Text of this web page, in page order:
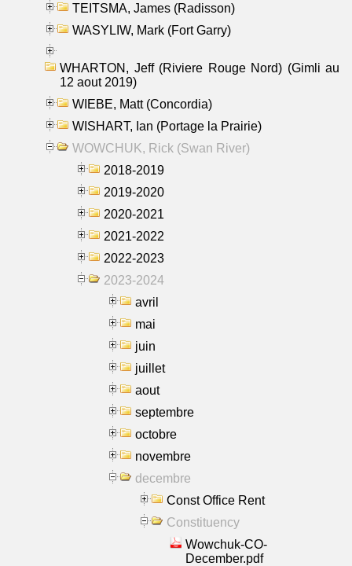
TEITSMA, James (Radisson)
WASYLIW, Mark (Fort Garry)
WHARTON, Jeff (Riviere Rouge Nord) (Gimli au
12 aout 2019)
WIEBE, Matt (Concordia)
WISHART, Ian (Portage la Prairie)
WOWCHUK, Rick (Swan River)
2018-2019
2019-2020
2020-2021
2021-2022
2022-2023
2023-2024
avril
mai
juin
juillet
aout
septembre
octobre
novembre
decembre
Const Office Rent
Constituency
Wowchuk-CO-
December.pdf